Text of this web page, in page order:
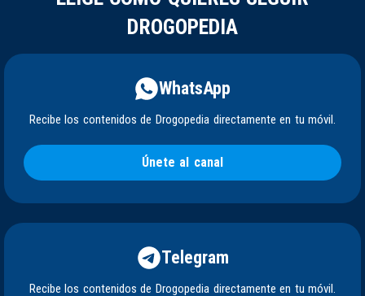
DROGOPEDIA
WhatsApp
Recibe los contenidos de Drogopedia directamente en tu móvil.
Únete al canal
Telegram
Recibe los contenidos de Drogopedia directamente en tu móvil.